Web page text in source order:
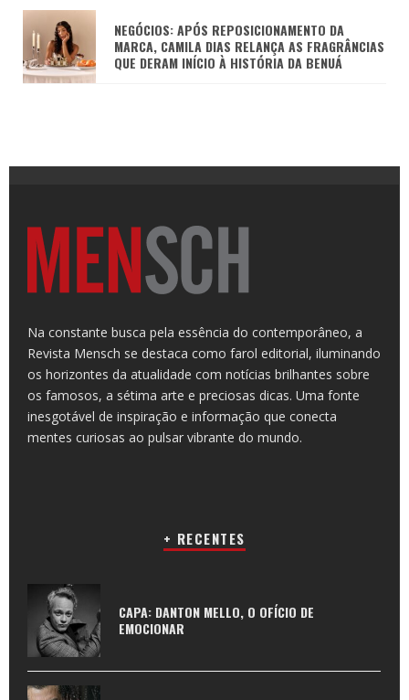
NEGÓCIOS: APÓS REPOSICIONAMENTO DA
MARCA, CAMILA DIAS RELANÇA AS FRAGRÂNCIAS
QUE DERAM INÍCIO À HISTÓRIA DA BENUÁ
Na constante busca pela essência do contemporâneo, a
Revista Mensch se destaca como farol editorial, iluminando
os horizontes da atualidade com notícias brilhantes sobre
os famosos, a sétima arte e preciosas dicas. Uma fonte
inesgotável de inspiração e informação que conecta
mentes curiosas ao pulsar vibrante do mundo.
+ RECENTES
CAPA: DANTON MELLO, O OFÍCIO DE
EMOCIONAR